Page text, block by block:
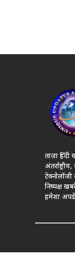
ताज़ा हिंदी
निष्पक्ष
हमेशा